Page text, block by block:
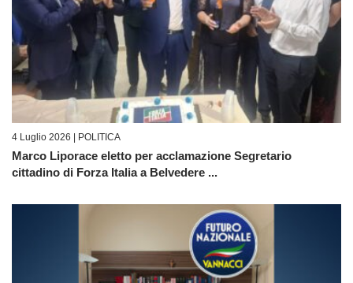
4 Luglio 2026 | POLITICA
Marco Liporace eletto per acclamazione Segretario
cittadino di Forza Italia a Belvedere ...